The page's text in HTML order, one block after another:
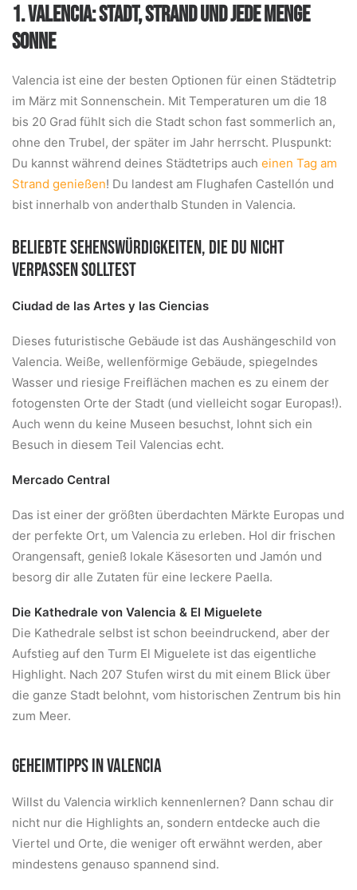
1. VALENCIA: STADT, STRAND UND JEDE MENGE
SONNE
Valencia ist eine der besten Optionen für einen Städtetrip
im März mit Sonnenschein. Mit Temperaturen um die 18
bis 20 Grad fühlt sich die Stadt schon fast sommerlich an,
ohne den Trubel, der später im Jahr herrscht. Pluspunkt:
Du kannst während deines Städtetrips auch einen Tag am
Strand genießen! Du landest am Flughafen Castellón und
bist innerhalb von anderthalb Stunden in Valencia.
BELIEBTE SEHENSWÜRDIGKEITEN, DIE DU NICHT
VERPASSEN SOLLTEST
Ciudad de las Artes y las Ciencias
Dieses futuristische Gebäude ist das Aushängeschild von
Valencia. Weiße, wellenförmige Gebäude, spiegelndes
Wasser und riesige Freiflächen machen es zu einem der
fotogensten Orte der Stadt (und vielleicht sogar Europas!).
Auch wenn du keine Museen besuchst, lohnt sich ein
Besuch in diesem Teil Valencias echt.
Mercado Central
Das ist einer der größten überdachten Märkte Europas und
der perfekte Ort, um Valencia zu erleben. Hol dir frischen
Orangensaft, genieß lokale Käsesorten und Jamón und
besorg dir alle Zutaten für eine leckere Paella.
Die Kathedrale von Valencia & El Miguelete
Die Kathedrale selbst ist schon beeindruckend, aber der
Aufstieg auf den Turm El Miguelete ist das eigentliche
Highlight. Nach 207 Stufen wirst du mit einem Blick über
die ganze Stadt belohnt, vom historischen Zentrum bis hin
zum Meer.
GEHEIMTIPPS IN VALENCIA
Willst du Valencia wirklich kennenlernen? Dann schau dir
nicht nur die Highlights an, sondern entdecke auch die
Viertel und Orte, die weniger oft erwähnt werden, aber
mindestens genauso spannend sind.